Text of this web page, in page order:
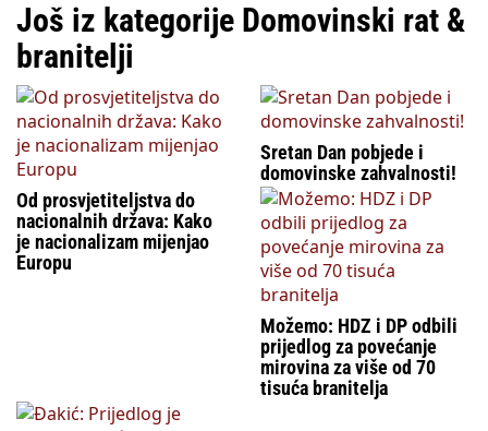
Još iz kategorije Domovinski rat &
branitelji
Od prosvjetiteljstva do
nacionalnih država: Kako
je nacionalizam mijenjao
Europu
Sretan Dan pobjede i
domovinske zahvalnosti!
Možemo: HDZ i DP odbili
prijedlog za povećanje
mirovina za više od 70
tisuća branitelja